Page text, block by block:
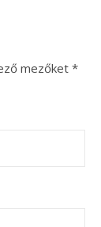
mezőket *